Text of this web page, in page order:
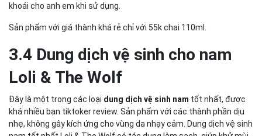
khoái cho anh em khi sử dụng.
Sản phẩm với giá thành khá rẻ chỉ với 55k chai 110ml.
3.4 Dung dịch vệ sinh cho nam
Loli & The Wolf
Đây là một trong các loại dung dịch vệ sinh nam tốt nhất, được
khá nhiều bạn tiktoker review. Sản phẩm với các thành phần dịu
nhẹ, không gây kích ứng cho vùng da nhạy cảm. Dung dịch vệ sinh